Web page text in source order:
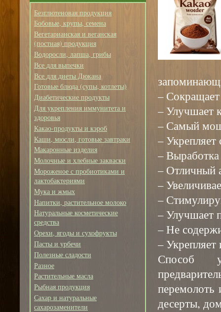
Безглютеновая продукция
Бобовые, крупы, семена
Вегетарианская и веганская
(постная) продукция
Водоросли, лапша, грибы
Все для выпечки
Все для диеты Дюкана
Готовые блюда (супы, котлеты)
Диабетические продукты
Для укрепления иммунитета и
здоровья
Какао-продукты и кэроб
Каши, мюсли, готовые завтраки
Макаронные изделия
Молочные и хлебные закваски
Мороженое с пробиотиками и
лактобактериями
Мука и жмых
Напитки, растительное молоко
Натуральные косметические
средства
Орехи, ягоды и сухофрукты
Пасты и урбечи
Полезные сладости
Разное
Растительные масла
Рыбная продукция
Сахар и натуральные
сахарозаменители
–
– Улучшает
– Самый
– Укрепляет
–
– Отличный
–
–
– Улучшает
– Не
–
Способ
перемолоть
десерты,